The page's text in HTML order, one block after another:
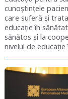
cunoștințele
care suferă și
educație în
sănătos și la
nivelul de